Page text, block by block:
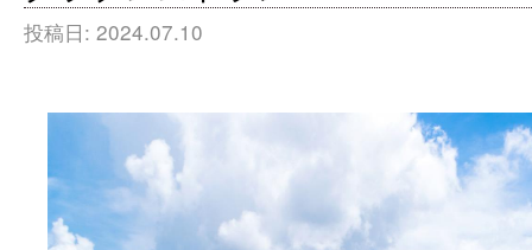
投稿日: 2024.07.10